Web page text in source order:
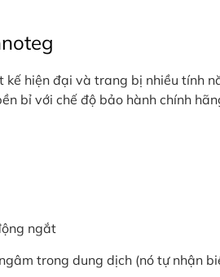
hiện đại và trang bị nhiều tính
bỉ với chế độ bảo hành chính
ngắt
trong dung dịch (nó tự nhận